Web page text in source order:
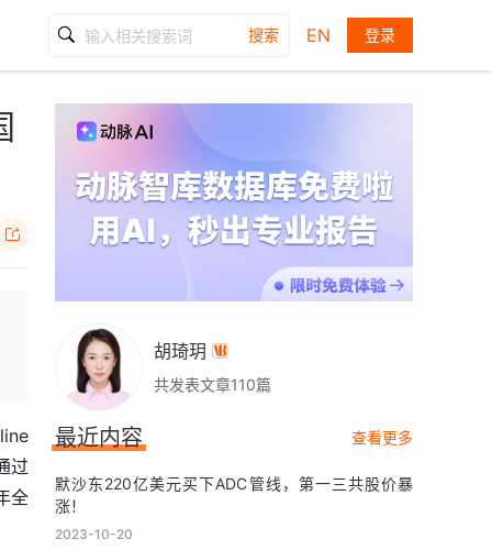
搜索 EN 登录

过
全
胡琦玥 
共发表文章110篇
最近内容 查看更多
默沙东220亿美元买下ADC管线，第一三共股价暴
涨！
2023-10-20